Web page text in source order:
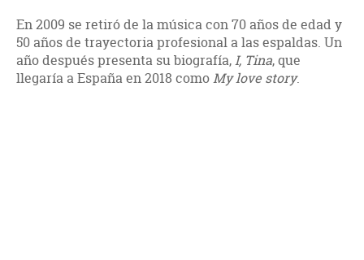
En 2009 se retiró de la música con 70 años de edad y
50 años de trayectoria profesional a las espaldas. Un
año después presenta su biografía,I, Tina, que
llegaría a España en 2018 comoMy love story.